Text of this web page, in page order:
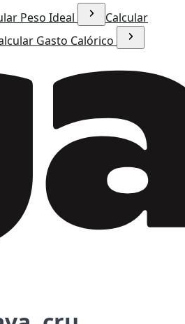
Peso Ideal
Calcular
Gasto Calórico